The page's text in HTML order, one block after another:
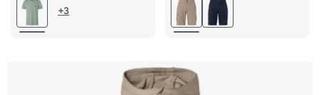
L 52/54+3 L 52/54